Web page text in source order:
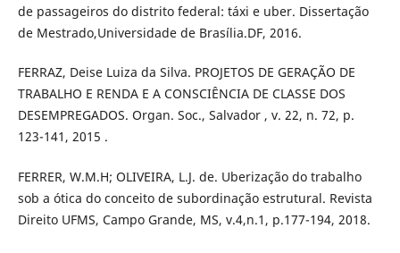
de passageiros do distrito federal: táxi e uber. Dissertação
de Mestrado,Universidade de Brasília.DF, 2016.
FERRAZ, Deise Luiza da Silva. PROJETOS DE GERAÇÃO DE
TRABALHO E RENDA E A CONSCIÊNCIA DE CLASSE DOS
DESEMPREGADOS. Organ. Soc., Salvador , v. 22, n. 72, p.
123-141, 2015 .
FERRER, W.M.H; OLIVEIRA, L.J. de. Uberização do trabalho
sob a ótica do conceito de subordinação estrutural. Revista
Direito UFMS, Campo Grande, MS, v.4,n.1, p.177-194, 2018.